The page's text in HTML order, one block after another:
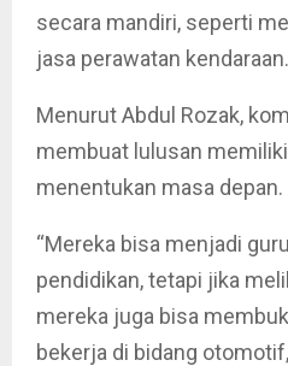
secara mandiri, seperti
jasa perawatan kendaraan.
Menurut Abdul Rozak,
membuat lulusan
menentukan masa depan.
“Mereka bisa menjadi
pendidikan, tetapi jika
mereka juga bisa
bekerja di bidang